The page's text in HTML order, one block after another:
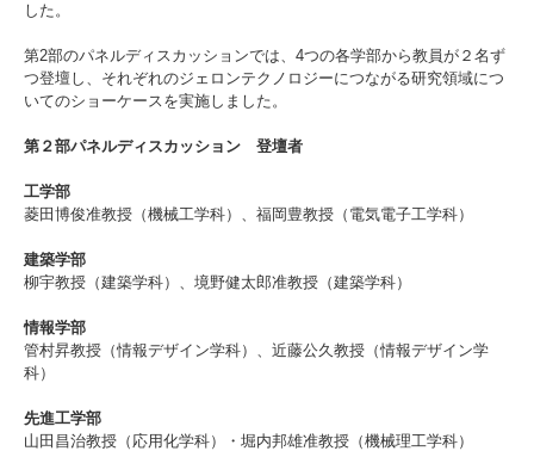
2. 工学院大学ヒストリー
3. #KUTE VOICE エンジニアリーダーたちの声
4. 航空理工学専攻特設サイト
5. 遠隔授業リンク集
6. 寄付・ご支援
した。
第2部のパネルディスカッションでは、4つの各学部から教員が２名ず
つ登壇し、それぞれのジェロンテクノロジーにつながる研究領域につ
いてのショーケースを実施しました。
第２部パネルディスカッション 登壇者
工学部
菱田博俊准教授（機械工学科）、福岡豊教授（電気電子工学科）
建築学部
柳宇教授（建築学科）、境野健太郎准教授（建築学科）
情報学部
管村昇教授（情報デザイン学科）、近藤公久教授（情報デザイン学
科）
先進工学部
山田昌治教授（応用化学科）・堀内邦雄准教授（機械理工学科）